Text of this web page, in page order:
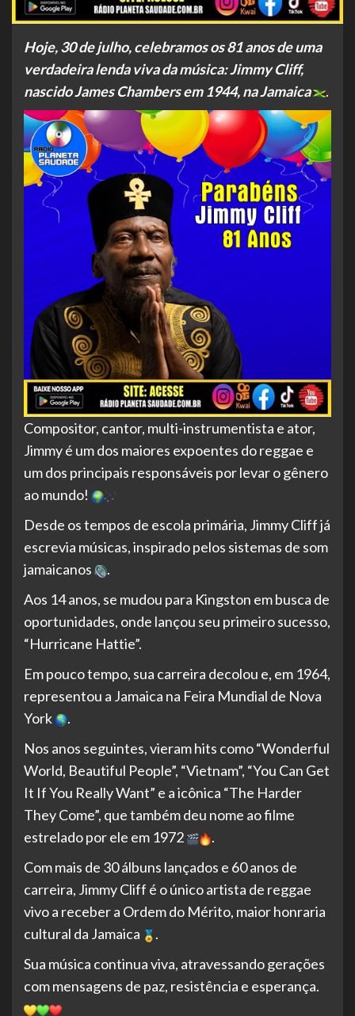
Hoje, 30 de julho, celebramos os 81 anos de uma
verdadeira lenda viva da música: Jimmy Cliff,
nascido James Chambers em 1944, na Jamaica
.
Compositor, cantor, multi-instrumentista e ator,
Jimmy é um dos maiores expoentes do reggae e
um dos principais responsáveis por levar o gênero
ao mundo!
Desde os tempos de escola primária, Jimmy Cliff já
escrevia músicas, inspirado pelos sistemas de som
jamaicanos
.
Aos 14 anos, se mudou para Kingston em busca de
oportunidades, onde lançou seu primeiro sucesso,
“Hurricane Hattie”.
Em pouco tempo, sua carreira decolou e, em 1964,
representou a Jamaica na Feira Mundial de Nova
York
.
Nos anos seguintes, vieram hits como “Wonderful
World, Beautiful People”, “Vietnam”, “You Can Get
It If You Really Want” e a icônica “The Harder
They Come”, que também deu nome ao filme
estrelado por ele em 1972
.
Com mais de 30 álbuns lançados e 60 anos de
carreira, Jimmy Cliff é o único artista de reggae
vivo a receber a Ordem do Mérito, maior honraria
cultural da Jamaica
.
Sua música continua viva, atravessando gerações
com mensagens de paz, resistência e esperança.